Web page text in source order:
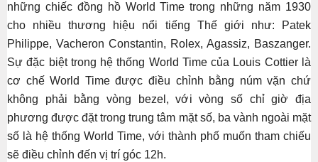
những chiếc đồng hồ World Time trong những năm 1930
cho nhiều thương hiệu nổi tiếng Thế giới như: Patek
Philippe, Vacheron Constantin, Rolex, Agassiz, Baszanger.
Sự đặc biệt trong hệ thống World Time của Louis Cottier là
cơ chế World Time được điều chỉnh bằng núm vặn chứ
không phải bằng vòng bezel, với vòng số chỉ giờ địa
phương được đặt trong trung tâm mặt số, ba vành ngoài mặt
số là hệ thống World Time, với thành phố muốn tham chiếu
sẽ điều chỉnh đến vị trí góc 12h.